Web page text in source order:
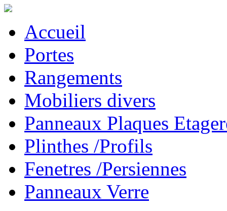
Accueil
Portes
Rangements
Mobiliers divers
Panneaux Plaques
Plinthes /Profils
Fenetres /Persiennes
Panneaux Verre